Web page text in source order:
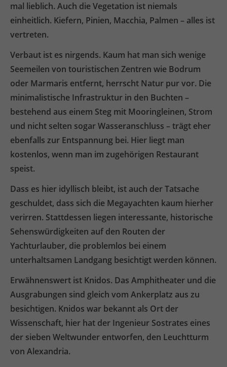
mal lieblich. Auch die Vegetation ist niemals
einheitlich. Kiefern, Pinien, Macchia, Palmen – alles ist
vertreten.
Verbaut ist es nirgends. Kaum hat man sich wenige
Seemeilen von touristischen Zentren wie Bodrum
oder Marmaris entfernt, herrscht Natur pur vor. Die
minimalistische Infrastruktur in den Buchten –
bestehend aus einem Steg mit Mooringleinen, Strom
und nicht selten sogar Wasseranschluss – trägt eher
ebenfalls zur Entspannung bei. Hier liegt man
kostenlos, wenn man im zugehörigen Restaurant
speist.
Dass es hier idyllisch bleibt, ist auch der Tatsache
geschuldet, dass sich die Megayachten kaum hierher
verirren. Stattdessen liegen interessante, historische
Sehenswürdigkeiten auf den Routen der
Yachturlauber, die problemlos bei einem
unterhaltsamen Landgang besichtigt werden können.
Erwähnenswert ist Knidos. Das Amphitheater und die
Ausgrabungen sind gleich vom Ankerplatz aus zu
besichtigen. Knidos war bekannt als Ort der
Wissenschaft, hier hat der Ingenieur Sostrates eines
der sieben Weltwunder entworfen, den Leuchtturm
von Alexandria.